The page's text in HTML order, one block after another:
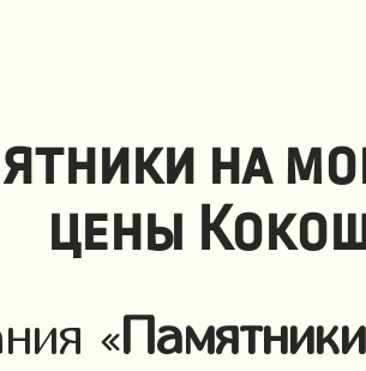
на
цены
«Памятники